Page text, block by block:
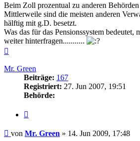
Beim Zoll prozentual zu anderen
Mittlerweile sind die meisten anderen
hälftig mit g.D. besetzt.
Was das für das Pensionssystem bedeutet,
weiter hinterfragen...........
Mr. Green
Beiträge: 167
Registriert: 27. Jun 2007, 19:51
Behörde:
Beitrag
von Mr. Green » 14. Jun 2009, 17:48